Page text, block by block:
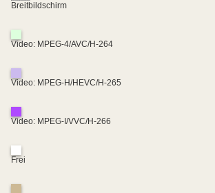
Breitbildschirm
Video: MPEG-4/AVC/H-264
Video: MPEG-H/HEVC/H-265
Video: MPEG-I/VVC/H-266
Frei